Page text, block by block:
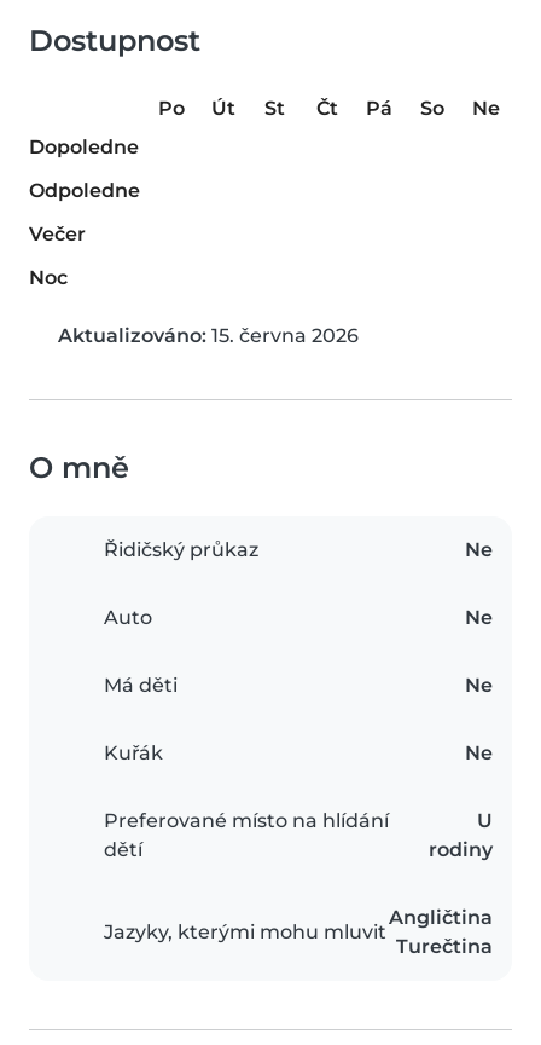
Dostupnost
Po Út St Čt Pá So
Ne
Dopoledne
Odpoledne
Večer
Noc
Aktualizováno: 15. června 2026
O mně
Řidičský průkaz Ne
Auto Ne
Má děti Ne
Kuřák Ne
Preferované místo na hlídání
dětí
U
rodiny
Jazyky, kterými mohu mluvit
Angličtina
Turečtina